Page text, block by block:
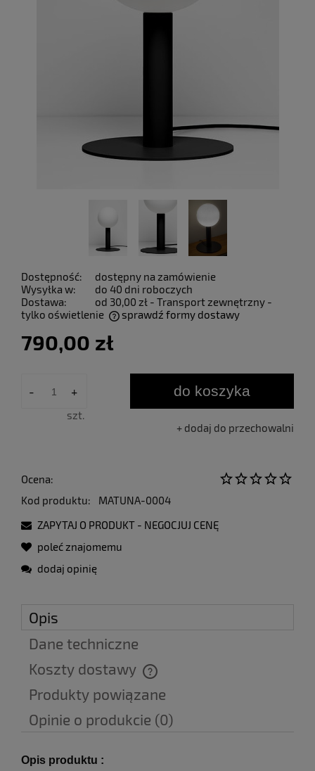
Dostępność:
dostępny na zamówienie
Wysyłka w:
do 40 dni roboczych
Dostawa:
od 30,00 zł - Transport zewnętrzny -
tylko oświetlenie
sprawdź formy dostawy
790,00 zł
- +
szt.
do koszyka
dodaj do przechowalni
Ocena:
Kod produktu:
MATUNA-0004
ZAPYTAJ O PRODUKT - NEGOCJUJ CENĘ
poleć znajomemu
dodaj opinię
Opis
Dane techniczne
Koszty dostawy
Cena nie zawiera ewentualnych kosztów płatności
Produkty powiązane
Opinie o produkcie (0)
Opis produktu :